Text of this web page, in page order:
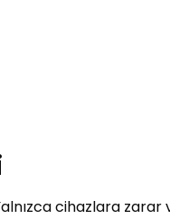
cihazlara zarar